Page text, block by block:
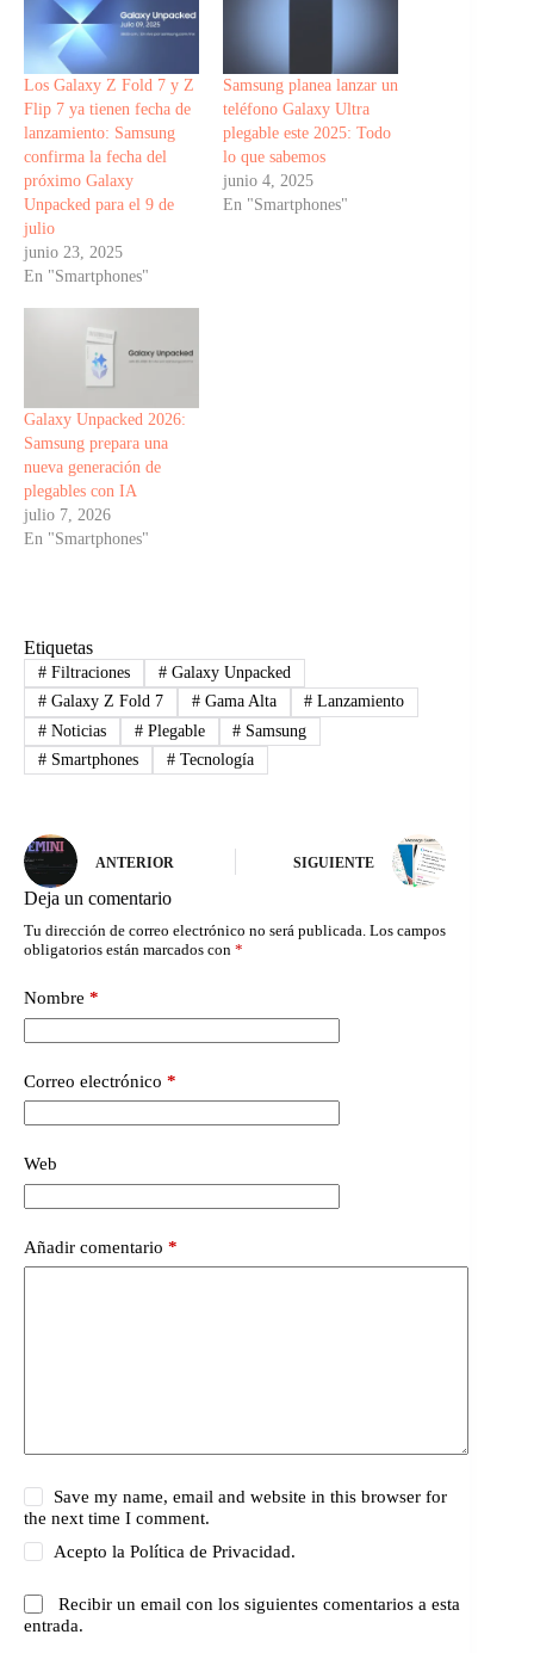
Los Galaxy Z Fold 7 y Z
Flip 7 ya tienen fecha de
lanzamiento: Samsung
confirma la fecha del
próximo Galaxy
Unpacked para el 9 de
julio
junio 23, 2025
En "Smartphones"
Samsung planea lanzar un
teléfono Galaxy Ultra
plegable este 2025: Todo
lo que sabemos
junio 4, 2025
En "Smartphones"
Galaxy Unpacked 2026:
Samsung prepara una
nueva generación de
plegables con IA
julio 7, 2026
En "Smartphones"
Etiquetas
#Filtraciones #Galaxy Unpacked
#Galaxy Z Fold 7 #Gama Alta # Lanzamiento
#Noticias #Plegable # Samsung
#Smartphones #Tecnología
ANTERIOR SIGUIENTE
Deja un comentario
Tu dirección de correo electrónico no será publicada. Los campos
obligatorios están marcados con *
Nombre *
Correo electrónico *
Web
Añadir comentario *
Save my name, email and website in this browser for
the next time I comment.
Acepto laPolítica de Privacidad.
Recibir un email con los siguientes comentarios a esta
entrada.